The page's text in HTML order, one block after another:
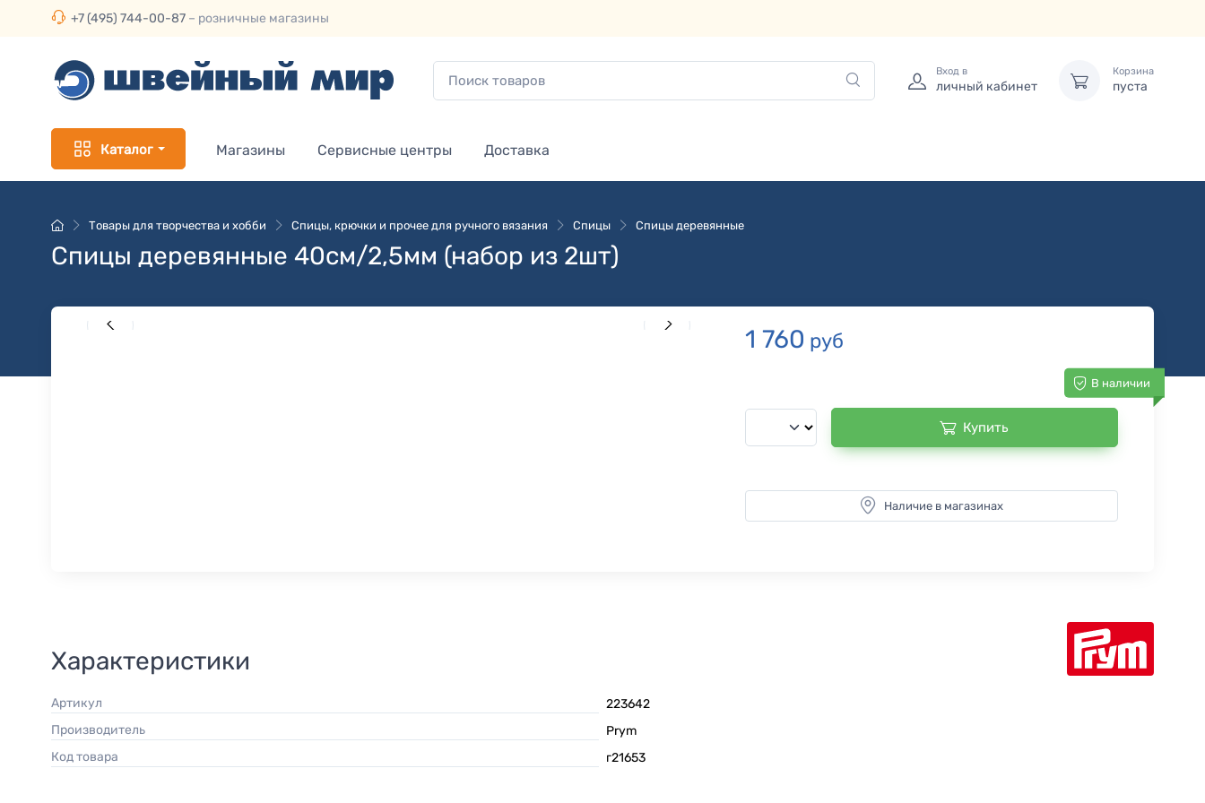
+7 (495) 744-00-87 – розничные магазины
Вход в
личный кабинет
Корзина
пуста
Каталог Магазины Сервисные центры Доставка
Товары для творчества и хобби Спицы, крючки и прочее для ручного вязания Спицы Спицы деревянные
Спицы деревянные 40см/2,5мм (набор из 2шт)
1 760 руб
В наличии
Купить
Наличие в магазинах
Характеристики
Артикул
223642
Производитель
Prym
Код товара
г21653